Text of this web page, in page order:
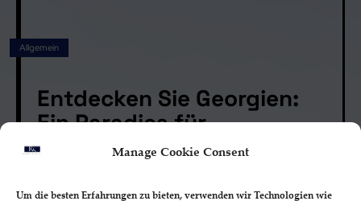
Manage Cookie Consent
Um die besten Erfahrungen zu bieten, verwenden wir Technologien wie
Allgemein
Entdecken Sie Georgien:
Ein Paradies für
Unternehmer und